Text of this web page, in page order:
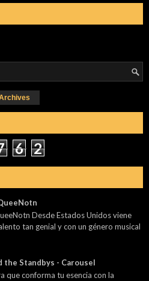
6 2
Desde Estados Unidos viene
tan genial y con un género musical
the Standbys - Carousel
que conforma tu esencia con la